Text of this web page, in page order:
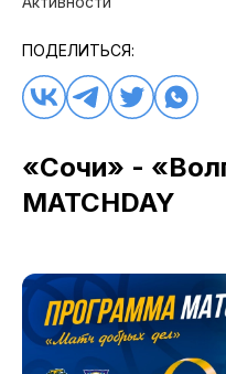
ПОДЕЛИТЬСЯ:
«Сочи» -
MATCHDAY